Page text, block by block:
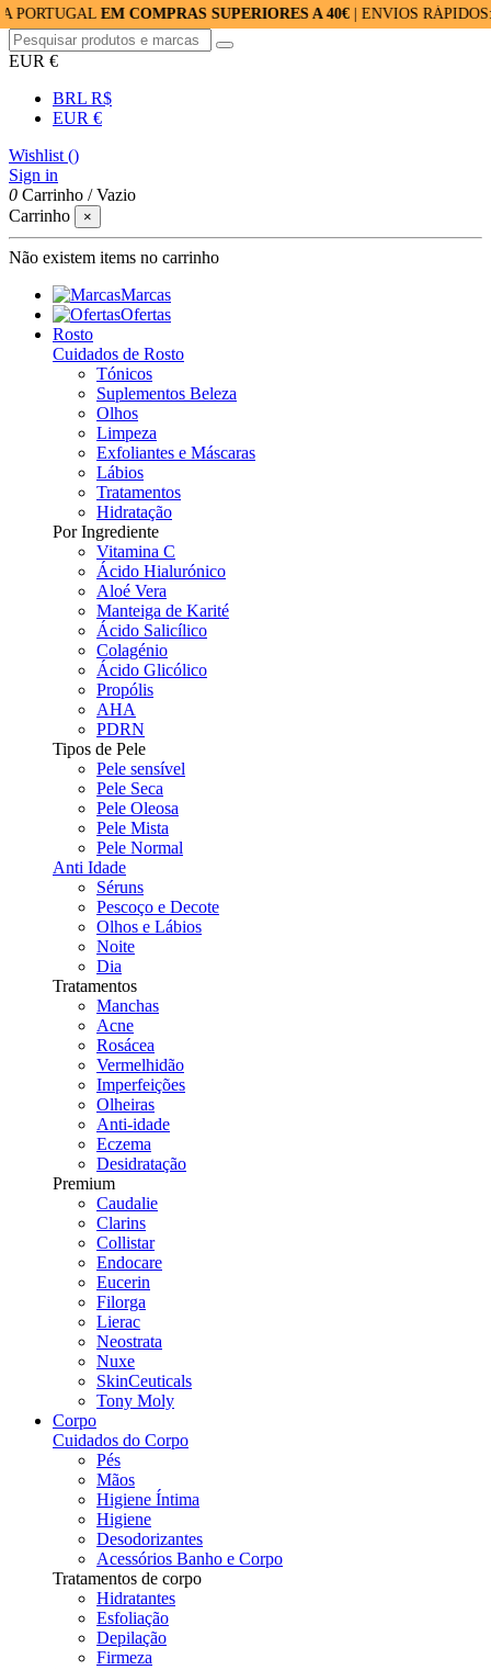
EM COMPRAS SUPERIORES A 40€| ENVIOS RÁPIDOS: 24/48H |
EUR €
BRL R$
EUR €
Wishlist ()
Sign in
0 Carrinho /Vazio
Carrinho
×
Não existem items no carrinho
Marcas
Ofertas
Rosto
Cuidados de Rosto
Tónicos
Suplementos Beleza
Olhos
Limpeza
Exfoliantes e Máscaras
Lábios
Tratamentos
Hidratação
Por Ingrediente
Vitamina C
Ácido Hialurónico
Aloé Vera
Manteiga de Karité
Ácido Salicílico
Colagénio
Ácido Glicólico
Propólis
AHA
PDRN
Tipos de Pele
Pele sensível
Pele Seca
Pele Oleosa
Pele Mista
Pele Normal
Anti Idade
Séruns
Pescoço e Decote
Olhos e Lábios
Noite
Dia
Tratamentos
Manchas
Acne
Rosácea
Vermelhidão
Imperfeições
Olheiras
Anti-idade
Eczema
Desidratação
Premium
Caudalie
Clarins
Collistar
Endocare
Eucerin
Filorga
Lierac
Neostrata
Nuxe
SkinCeuticals
Tony Moly
Corpo
Cuidados do Corpo
Pés
Mãos
Higiene Íntima
Higiene
Desodorizantes
Acessórios Banho e Corpo
Tratamentos de corpo
Hidratantes
Esfoliação
Depilação
Firmeza